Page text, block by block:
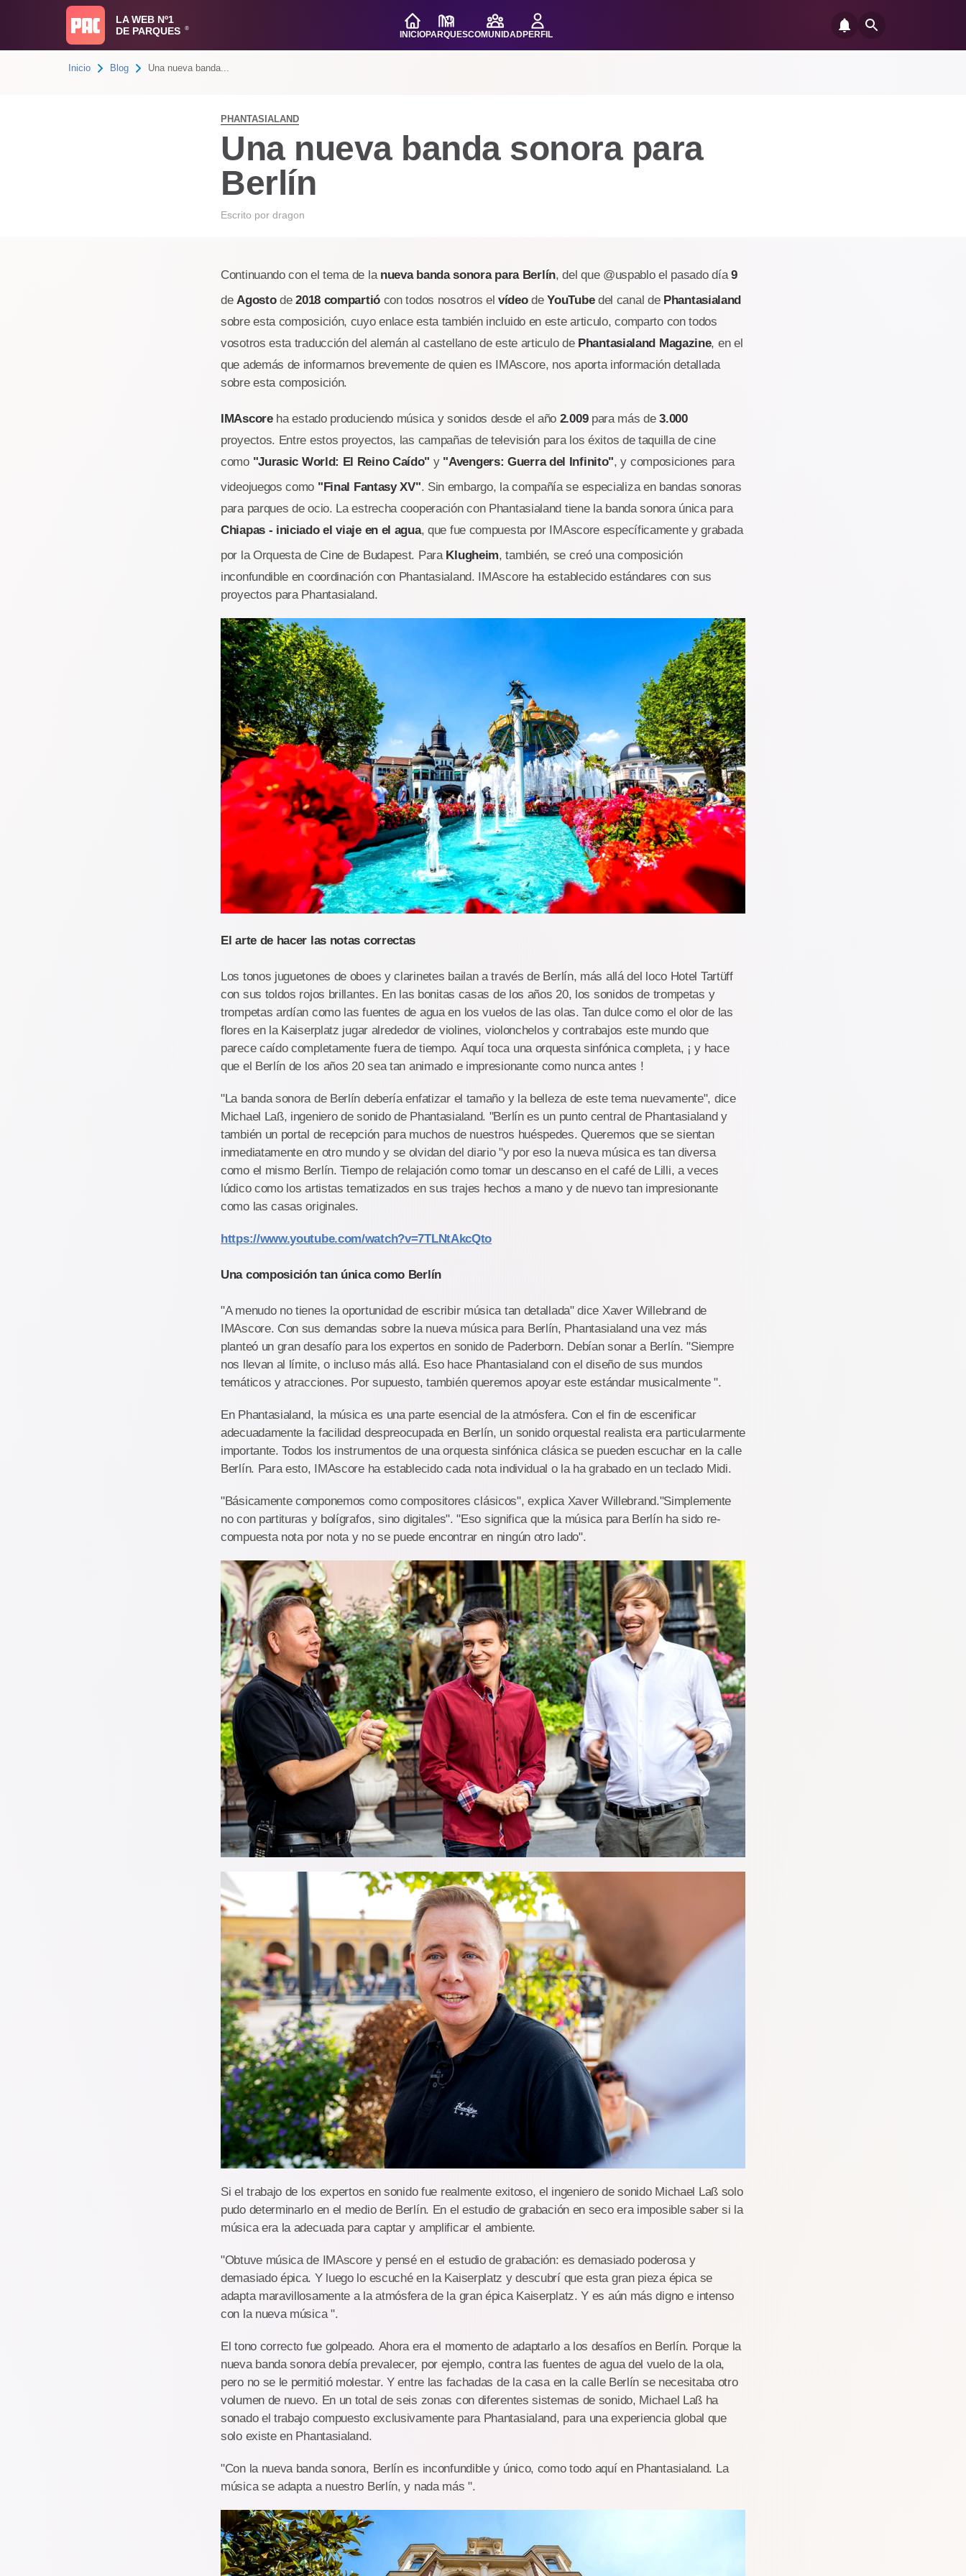
LA WEB Nº1
DE PARQUES
®
INICIOPARQUESCOMUNIDADPERFIL
Inicio Blog Una nueva banda...
PHANTASIALAND
Una nueva banda sonora para
Berlín
Escrito por dragon
Continuando con el tema de la nueva banda sonora para Berlín, del que @uspablo el pasado día9
deAgostode2018 compartiócon todos nosotros elvídeodeYouTubedel canal de Phantasialand
sobre esta composición, cuyo enlace esta también incluido en este articulo, comparto con todos
vosotros esta traducción del alemán al castellano de este articulo de Phantasialand Magazine, en el
que además de informarnos brevemente de quien es IMAscore, nos aporta información detallada
sobre esta composición.
IMAscoreha estado produciendo música y sonidos desde el año 2.009para más de3.000
proyectos. Entre estos proyectos, las campañas de televisión para los éxitos de taquilla de cine
como "Jurasic World: El Reino Caído" y "Avengers: Guerra del Infinito", y composiciones para
videojuegos como "Final Fantasy XV". Sin embargo, la compañía se especializa en bandas sonoras
para parques de ocio. La estrecha cooperación con Phantasialand tiene la banda sonora única para
Chiapas - iniciado el viaje en el agua, que fue compuesta por IMAscore específicamente y grabada
por la Orquesta de Cine de Budapest. Para Klugheim, también, se creó una composición
inconfundible en coordinación con Phantasialand. IMAscore ha establecido estándares con sus
proyectos para Phantasialand.
El arte de hacer las notas correctas
Los tonos juguetones de oboes y clarinetes bailan a través de Berlín, más allá del loco Hotel Tartüff
con sus toldos rojos brillantes. En las bonitas casas de los años 20, los sonidos de trompetas y
trompetas ardían como las fuentes de agua en los vuelos de las olas. Tan dulce como el olor de las
flores en la Kaiserplatz jugar alrededor de violines, violonchelos y contrabajos este mundo que
parece caído completamente fuera de tiempo. Aquí toca una orquesta sinfónica completa, ¡ y hace
que el Berlín de los años 20 sea tan animado e impresionante como nunca antes !
"La banda sonora de Berlín debería enfatizar el tamaño y la belleza de este tema nuevamente", dice
Michael Laß, ingeniero de sonido de Phantasialand. "Berlín es un punto central de Phantasialand y
también un portal de recepción para muchos de nuestros huéspedes. Queremos que se sientan
inmediatamente en otro mundo y se olvidan del diario "y por eso la nueva música es tan diversa
como el mismo Berlín. Tiempo de relajación como tomar un descanso en el café de Lilli, a veces
lúdico como los artistas tematizados en sus trajes hechos a mano y de nuevo tan impresionante
como las casas originales.
https://www.youtube.com/watch?v=7TLNtAkcQto
Una composición tan única como Berlín
"A menudo no tienes la oportunidad de escribir música tan detallada" dice Xaver Willebrand de
IMAscore. Con sus demandas sobre la nueva música para Berlín, Phantasialand una vez más
planteó un gran desafío para los expertos en sonido de Paderborn. Debían sonar a Berlín. "Siempre
nos llevan al límite, o incluso más allá. Eso hace Phantasialand con el diseño de sus mundos
temáticos y atracciones. Por supuesto, también queremos apoyar este estándar musicalmente ".
En Phantasialand, la música es una parte esencial de la atmósfera. Con el fin de escenificar
adecuadamente la facilidad despreocupada en Berlín, un sonido orquestal realista era particularmente
importante. Todos los instrumentos de una orquesta sinfónica clásica se pueden escuchar en la calle
Berlín. Para esto, IMAscore ha establecido cada nota individual o la ha grabado en un teclado Midi.
"Básicamente componemos como compositores clásicos", explica Xaver Willebrand."Simplemente
no con partituras y bolígrafos, sino digitales". "Eso significa que la música para Berlín ha sido re-
compuesta nota por nota y no se puede encontrar en ningún otro lado".
Si el trabajo de los expertos en sonido fue realmente exitoso, el ingeniero de sonido Michael Laß solo
pudo determinarlo en el medio de Berlín. En el estudio de grabación en seco era imposible saber si la
música era la adecuada para captar y amplificar el ambiente.
"Obtuve música de IMAscore y pensé en el estudio de grabación: es demasiado poderosa y
demasiado épica. Y luego lo escuché en la Kaiserplatz y descubrí que esta gran pieza épica se
adapta maravillosamente a la atmósfera de la gran épica Kaiserplatz. Y es aún más digno e intenso
con la nueva música ".
El tono correcto fue golpeado. Ahora era el momento de adaptarlo a los desafíos en Berlín. Porque la
nueva banda sonora debía prevalecer, por ejemplo, contra las fuentes de agua del vuelo de la ola,
pero no se le permitió molestar. Y entre las fachadas de la casa en la calle Berlín se necesitaba otro
volumen de nuevo. En un total de seis zonas con diferentes sistemas de sonido, Michael Laß ha
sonado el trabajo compuesto exclusivamente para Phantasialand, para una experiencia global que
solo existe en Phantasialand.
"Con la nueva banda sonora, Berlín es inconfundible y único, como todo aquí en Phantasialand. La
música se adapta a nuestro Berlín, y nada más ".